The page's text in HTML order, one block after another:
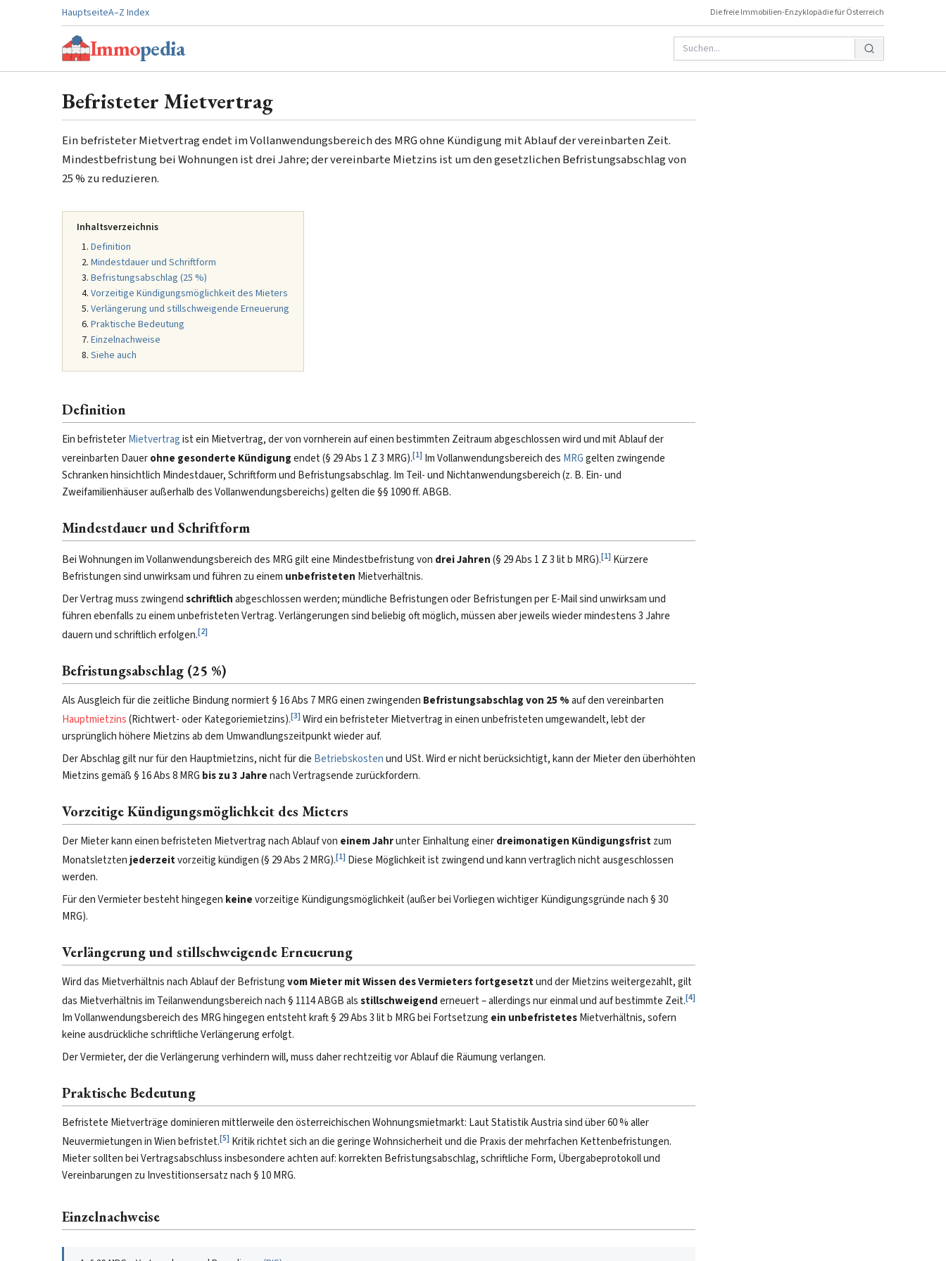
HauptseiteA–Z Index Die freie Immobilien-Enzyklopädie für Österreich
Immopedia
Befristeter Mietvertrag
Ein befristeter Mietvertrag endet im Vollanwendungsbereich des MRG ohne Kündigung mit Ablauf der vereinbarten Zeit.
Mindestbefristung bei Wohnungen ist drei Jahre; der vereinbarte Mietzins ist um den gesetzlichen Befristungsabschlag von
25 % zu reduzieren.
Inhaltsverzeichnis
Definition
Mindestdauer und Schriftform
Befristungsabschlag (25 %)
Vorzeitige Kündigungsmöglichkeit des Mieters
Verlängerung und stillschweigende Erneuerung
Praktische Bedeutung
Einzelnachweise
Siehe auch
Definition
Ein befristeterMietvertragist ein Mietvertrag, der von vornherein auf einen bestimmten Zeitraum abgeschlossen wird und mit Ablauf der
vereinbarten Dauerohne gesonderte Kündigungendet (§ 29 Abs 1 Z 3 MRG).[1] Im Vollanwendungsbereich des MRGgelten zwingende
Schranken hinsichtlich Mindestdauer, Schriftform und Befristungsabschlag. Im Teil- und Nichtanwendungsbereich (z. B. Ein- und
Zweifamilienhäuser außerhalb des Vollanwendungsbereichs) gelten die §§ 1090 ff. ABGB.
Mindestdauer und Schriftform
Bei Wohnungen im Vollanwendungsbereich des MRG gilt eine Mindestbefristung von drei Jahren(§ 29 Abs 1 Z 3 lit b MRG).[1] Kürzere
Befristungen sind unwirksam und führen zu einem unbefristeten Mietverhältnis.
Der Vertrag muss zwingendschriftlichabgeschlossen werden; mündliche Befristungen oder Befristungen per E-Mail sind unwirksam und
führen ebenfalls zu einem unbefristeten Vertrag. Verlängerungen sind beliebig oft möglich, müssen aber jeweils wieder mindestens 3 Jahre
dauern und schriftlich erfolgen.[2]
Befristungsabschlag (25 %)
Als Ausgleich für die zeitliche Bindung normiert § 16 Abs 7 MRG einen zwingenden Befristungsabschlag von 25 %auf den vereinbarten
Hauptmietzins(Richtwert- oder Kategoriemietzins).[3]Wird ein befristeter Mietvertrag in einen unbefristeten umgewandelt, lebt der
ursprünglich höhere Mietzins ab dem Umwandlungszeitpunkt wieder auf.
Der Abschlag gilt nur für den Hauptmietzins, nicht für die Betriebskostenund USt. Wird er nicht berücksichtigt, kann der Mieter den überhöhten
Mietzins gemäß § 16 Abs 8 MRG bis zu 3 Jahrenach Vertragsende zurückfordern.
Vorzeitige Kündigungsmöglichkeit des Mieters
Der Mieter kann einen befristeten Mietvertrag nach Ablauf von einem Jahrunter Einhaltung einerdreimonatigen Kündigungsfristzum
Monatsletzten jederzeitvorzeitig kündigen (§ 29 Abs 2 MRG).[1] Diese Möglichkeit ist zwingend und kann vertraglich nicht ausgeschlossen
werden.
Für den Vermieter besteht hingegen keinevorzeitige Kündigungsmöglichkeit (außer bei Vorliegen wichtiger Kündigungsgründe nach § 30
MRG).
Verlängerung und stillschweigende Erneuerung
Wird das Mietverhältnis nach Ablauf der Befristungvom Mieter mit Wissen des Vermieters fortgesetztund der Mietzins weitergezahlt, gilt
das Mietverhältnis im Teilanwendungsbereich nach § 1114 ABGB alsstillschweigenderneuert – allerdings nur einmal und auf bestimmte Zeit.[4]
Im Vollanwendungsbereich des MRG hingegen entsteht kraft § 29 Abs 3 lit b MRG bei Fortsetzung ein unbefristetesMietverhältnis, sofern
keine ausdrückliche schriftliche Verlängerung erfolgt.
Der Vermieter, der die Verlängerung verhindern will, muss daher rechtzeitig vor Ablauf die Räumung verlangen.
Praktische Bedeutung
Befristete Mietverträge dominieren mittlerweile den österreichischen Wohnungsmietmarkt: Laut Statistik Austria sind über 60 % aller
Neuvermietungen in Wien befristet.[5] Kritik richtet sich an die geringe Wohnsicherheit und die Praxis der mehrfachen Kettenbefristungen.
Mieter sollten bei Vertragsabschluss insbesondere achten auf: korrekten Befristungsabschlag, schriftliche Form, Übergabeprotokoll und
Vereinbarungen zu Investitionsersatz nach § 10 MRG.
Einzelnachweise